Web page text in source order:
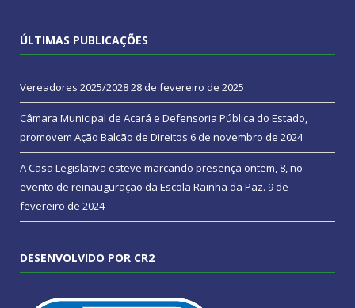
ÚLTIMAS PUBLICAÇÕES
Vereadores 2025/202828 de fevereiro de 2025
Câmara Municipal de Acará e Defensoria Pública do Estado,
promovem Ação Balcão de Direitos 6 de novembro de 2024
A Casa Legislativa esteve marcando presença ontem, 8, no
evento de reinauguração da Escola Rainha da Paz. 9 de
fevereiro de 2024
DESENVOLVIDO POR CR2